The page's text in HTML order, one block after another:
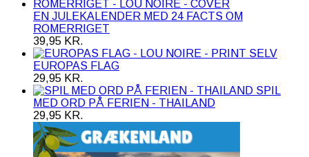
EN JULEKALENDER MED 24 FACTS OM
ROMERRIGET
39,95 KR.
EUROPAS FLAG
29,95 KR.
SPIL
MED ORD PÅ FERIEN - THAILAND
29,95 KR.